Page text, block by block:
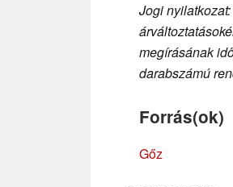
Jogi
megírásának
darabszámú
Forrás(ok)
Gőz